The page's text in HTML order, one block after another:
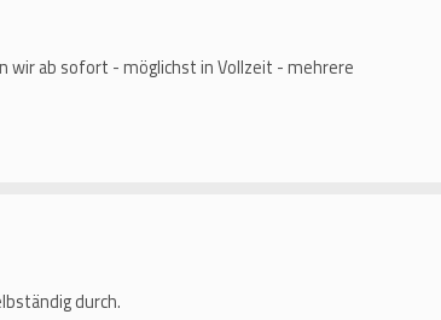
wir ab sofort - möglichst in Vollzeit - mehrere
durch.